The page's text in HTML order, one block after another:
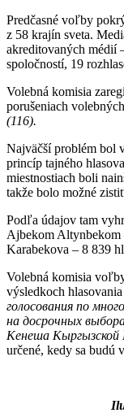
Predčasné voľby
z 58 krajín sveta.
akreditovaných médií
spoločností, 19
Volebná komisia
porušeniach
(116).
Najväčší problém bol
princíp tajného
miestnostiach boli
takže bolo možné
Podľa údajov tam
Ajbekom Altynbekom
Karabekova – 8 839
Volebná komisia
výsledkoch
голосования по
на досрочных
Кенеша Кыргызской
určené, kedy sa budú